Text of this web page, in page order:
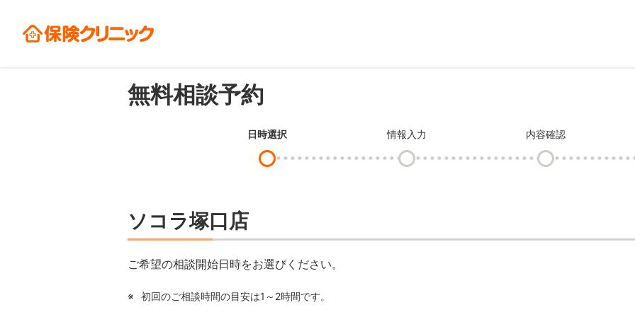
無料相談予約
日時選択 情報入力 内容確認
ソコラ塚口店
ご希望の相談開始日時をお選びください。
※ 初回のご相談時間の目安は1～2時間です。